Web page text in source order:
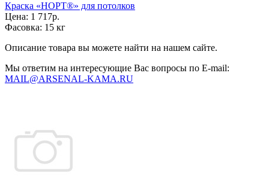
Краска «НОРТ®» для потолков
Цена: 1 717р.
Фасовка: 15 кг
Описание товара вы можете найти на нашем сайте.
Мы ответим на интересующие Вас вопросы по E-mail:
MAIL@ARSENAL-KAMA.RU